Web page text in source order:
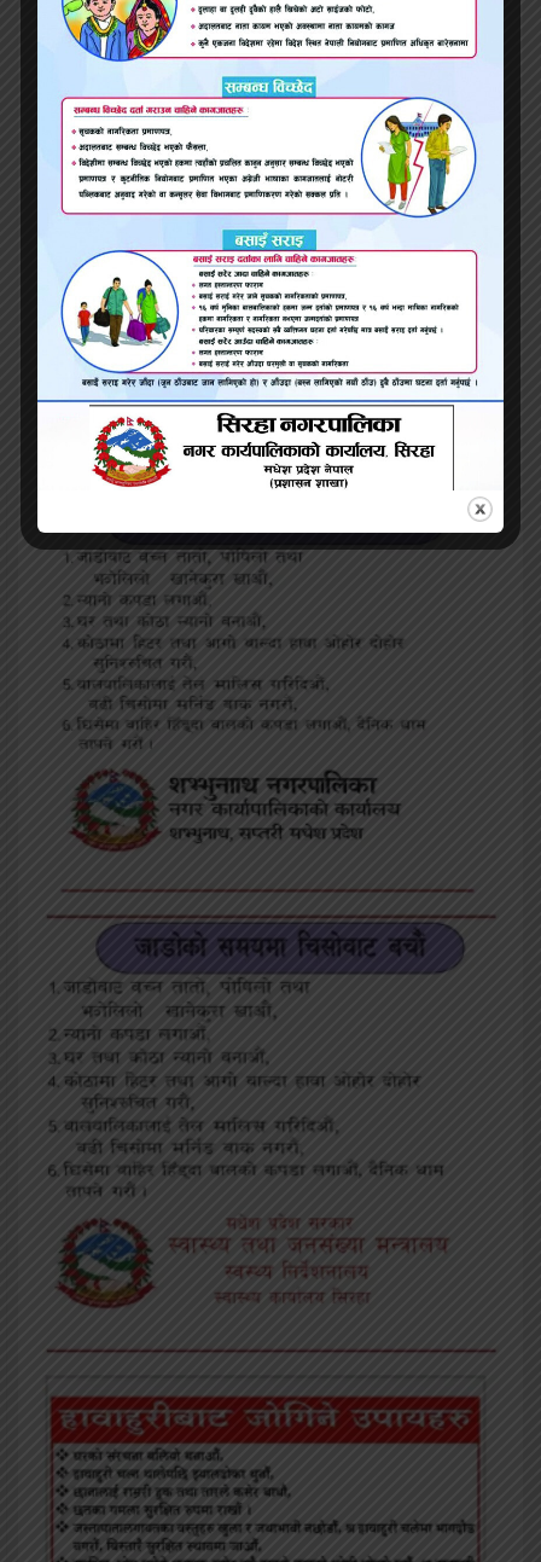
खडक नगरपालिकामा अन्तर्राष्ट्रिय बाल अधिकार दिवस
२०८२ भव्यतापूर्वक सम्पन्न
महोत्तरीमा आफ्नै काकालाई चक्कु प्रहार गरी
हत्या,एकजनालाई पक्राउ
बलान बिहुलमा प्रहरी र स्थानीयबीच झडप, प्रहरीद्धारा ३
राउण्ड हवाई फायर